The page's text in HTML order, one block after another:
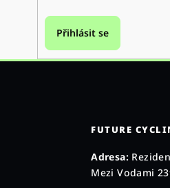
Přihlásit se
FUTURE
Adresa:
Mezi Vodami